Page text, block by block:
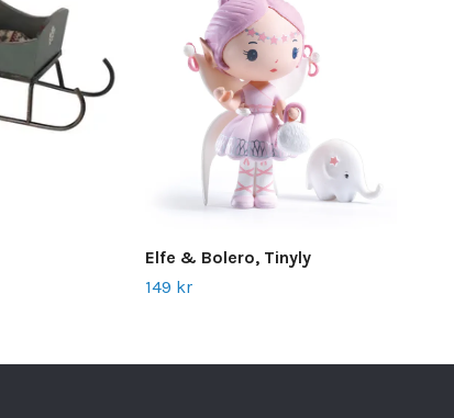
Elfe & Bolero, Tinyly
149 kr